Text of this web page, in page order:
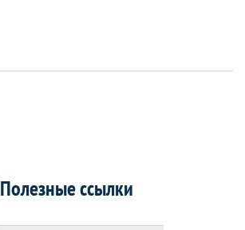
Полезные ссылки